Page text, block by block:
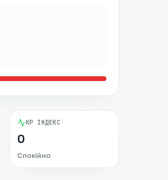
KP ІНДЕКС
0
Спокійно